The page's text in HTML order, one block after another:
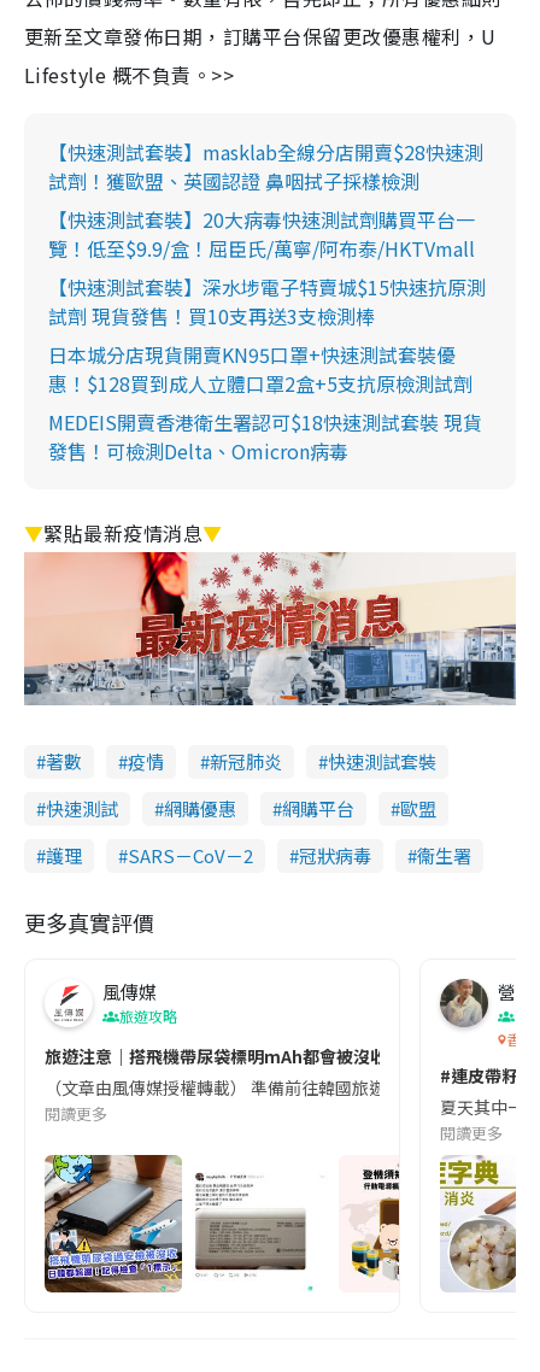
更新至文章發佈日期，訂購平台保留更改優惠權利，U
Lifestyle 概不負責。>>
【快速測試套裝】masklab全線分店開賣$28快速測
試劑！獲歐盟、英國認證 鼻咽拭子採樣檢測
【快速測試套裝】20大病毒快速測試劑購買平台一
覽！低至$9.9/盒！屈臣氏/萬寧/阿布泰/HKTVmall
【快速測試套裝】深水埗電子特賣城$15快速抗原測
試劑 現貨發售！買10支再送3支檢測棒
日本城分店現貨開賣KN95口罩+快速測試套裝優
惠！$128買到成人立體口罩2盒+5支抗原檢測試劑
MEDEIS開賣香港衛生署認可$18快速測試套裝 現貨
發售！可檢測Delta、Omicron病毒
▼緊貼最新疫情消息▼
著數 疫情 新冠肺炎
快速測試套裝
快速測試
網購優惠 網購平台
歐盟
護理
SARS－CoV－2 冠狀病毒 衞生署
更多真實評價
風傳媒
旅遊攻略
旅遊注意｜搭飛機帶尿袋標明mAh都會被沒收😱出發前切記檢查
（文章由風傳媒授權轉載） 準備前往韓國旅遊的民眾，近期要
閱讀更多
營養
香港
#連皮帶籽
夏天其中一
閱讀更多